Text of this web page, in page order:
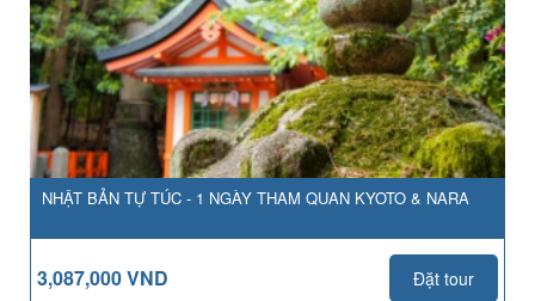
NHẬT BẢN TỰ TÚC - 1 NGÀY THAM QUAN KYOTO & NARA
3,087,000 VND
Đặt tour